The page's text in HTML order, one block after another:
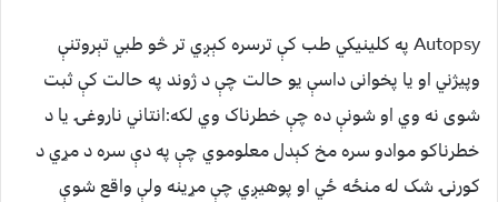
Autopsy په کلینیکي طب کې ترسره کېږي تر څو طبي تېروتنې
وپیژني او یا پخوانی داسې یو حالت چې د ژوند په حالت کې ثبت
شوی نه وي او شونې ده چې خطرناک وي لکه:انتاني ناروغۍ یا د
خطرناکو موادو سره مخ کېدل معلوموي چې په دې سره د مړي د
کورنۍ شک له منځه ځي او پوهیږي چې مړینه ولې واقع شوې